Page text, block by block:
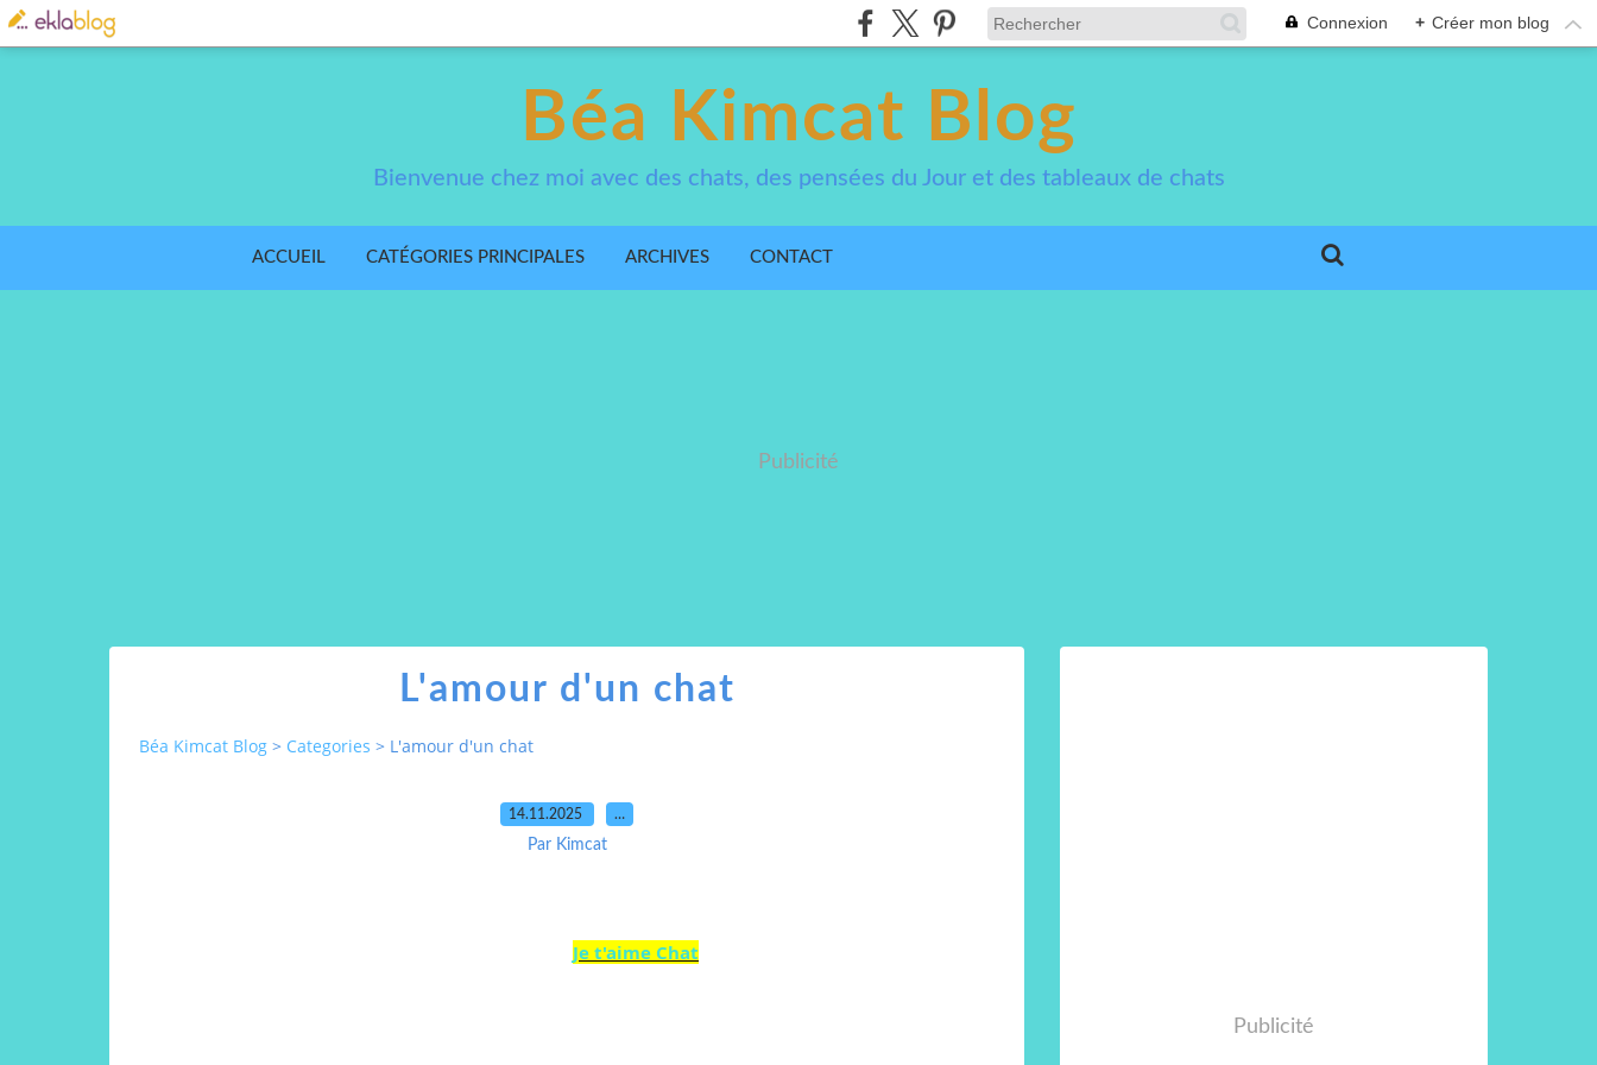
Connexion + Créer mon blog
Béa Kimcat Blog
Bienvenue chez moi avec des chats, des pensées du Jour et des tableaux de chats
ACCUEIL CATÉGORIES PRINCIPALES ARCHIVES CONTACT
Publicité
L'amour d'un chat
Béa Kimcat Blog > Categories > L'amour d'un chat
14.11.2025 …
Par Kimcat
Je t'aime Chat
Publicité